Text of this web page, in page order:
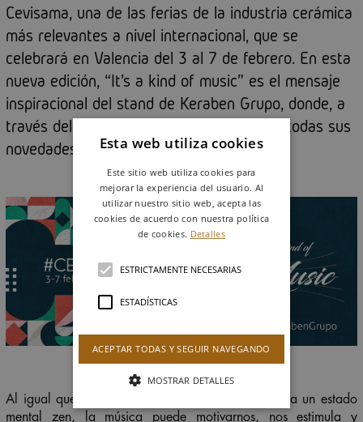
Cevisama, una de las ferias de la industria cerámica
más relevantes a nivel internacional, que se
celebrará en Valencia del 3 al 7 de febrero. En esta
nueva edición, “It's a kind of music” es el mensaje
inspiracional del stand de Keraben Grupo, donde, a
través del ritmo de la música, presentará todas sus
novedades.
Al igual que es capaz de relajarnos e inducirnos a un estado
mental zen, la música puede motivarnos, nos estimula y
Esta web utiliza cookies
Este sitio web utiliza cookies para
mejorar la experiencia del usuario. Al
utilizar nuestro sitio web, acepta las
cookies de acuerdo con nuestra política
de cookies. Detalles
ESTRICTAMENTE NECESARIAS
ESTADÍSTICAS
ACEPTAR TODAS Y SEGUIR NAVEGANDO
MOSTRAR DETALLES